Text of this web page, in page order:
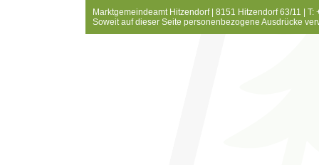
Marktgemeindeamt Hitzendorf | 8151 Hitzendorf 63/11 |
Soweit auf dieser Seite personenbezogene Ausdrücke